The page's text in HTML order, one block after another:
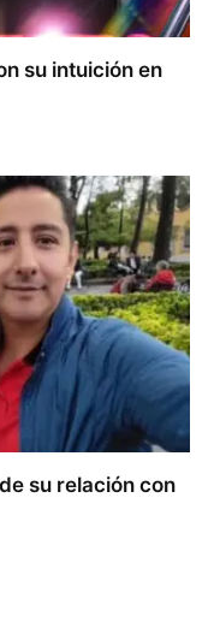
su intuición en
su relación con